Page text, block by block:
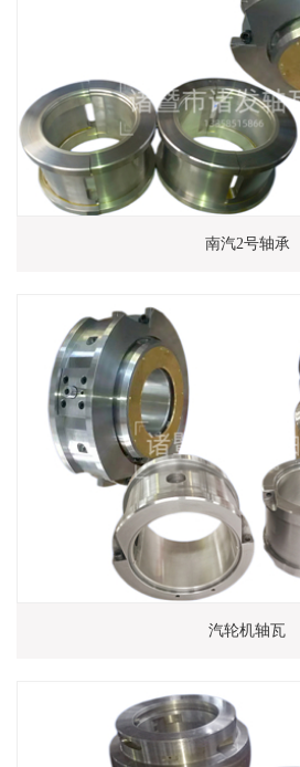
南汽2号轴承
汽轮机轴瓦